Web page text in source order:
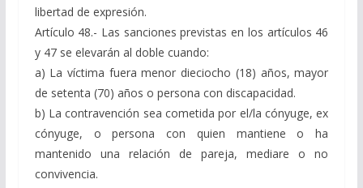
libertad de expresión.
Artículo 48.- Las sanciones previstas en los artículos 46
y 47 se elevarán al doble cuando:
a) La víctima fuera menor dieciocho (18) años, mayor
de setenta (70) años o persona con discapacidad.
b) La contravención sea cometida por el/la cónyuge, ex
cónyuge, o persona con quien mantiene o ha
mantenido una relación de pareja, mediare o no
convivencia.